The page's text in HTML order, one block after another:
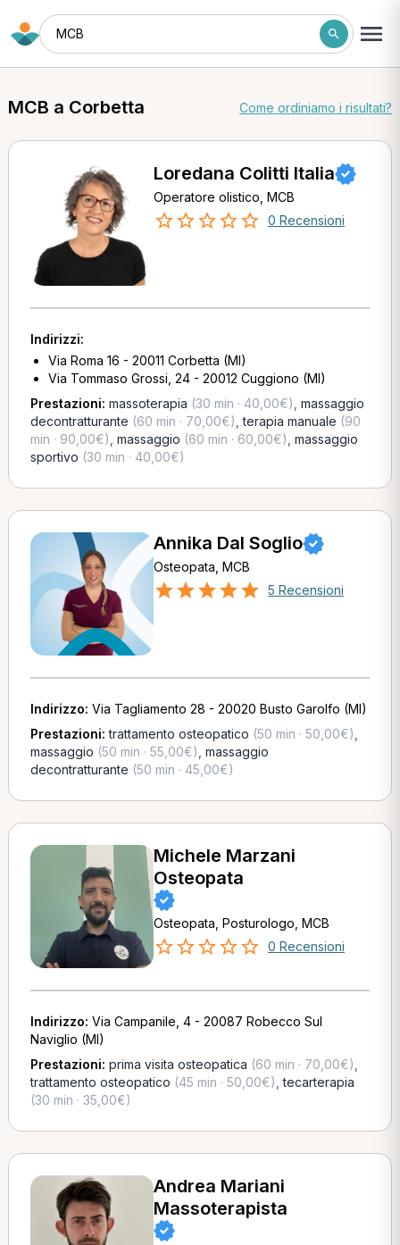
MCB
MCB a Corbetta Come ordiniamo i risultati?
Loredana Colitti Italia
Operatore olistico, MCB
0 Recensioni
Indirizzi:
Via Roma 16 - 20011 Corbetta (MI)
Via Tommaso Grossi, 24 - 20012 Cuggiono (MI)
Prestazioni: massoterapia (30 min · 40,00€) massaggio
decontratturante (60 min · 70,00€) ,terapia manuale (90
min · 90,00€) massaggio (60 min · 60,00€) massaggio
sportivo (30 min · 40,00€)
Annika Dal Soglio
Osteopata, MCB
5 Recensioni
Indirizzo: Via Tagliamento 28 - 20020 Busto Garolfo (MI)
Prestazioni:trattamento osteopatico (50 min · 50,00€)
massaggio (50 min · 55,00€) massaggio
decontratturante (50 min · 45,00€)
Michele Marzani
Osteopata
Osteopata, Posturologo, MCB
0 Recensioni
Indirizzo: Via Campanile, 4 - 20087 Robecco Sul
Naviglio (MI)
Prestazioni: prima visita osteopatica (60 min · 70,00€)
trattamento osteopatico (45 min · 50,00€) ,tecarterapia
(30 min · 35,00€)
Andrea Mariani
Massoterapista